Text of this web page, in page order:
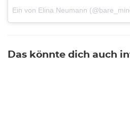
Ein von Elina Neumann
Das könnte dich auch